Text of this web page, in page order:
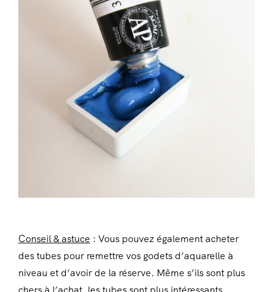
Conseil & astuce : Vous pouvez également acheter
des tubes pour remettre vos godets d’aquarelle à
niveau et d’avoir de la réserve. Même s’ils sont plus